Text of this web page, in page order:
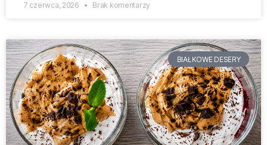
7 czerwca, 2026 Brak komentarzy
BIAŁKOWE DESERY